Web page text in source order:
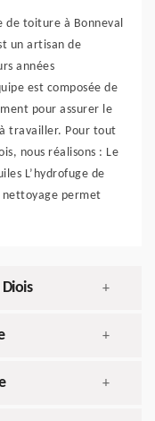
de toiture à Bonneval
un artisan de
années
est composée de
pour assurer le
travailler. Pour tout
nous réalisons : Le
L’hydrofuge de
permet
+
+
+